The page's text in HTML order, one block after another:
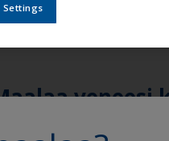
Settings